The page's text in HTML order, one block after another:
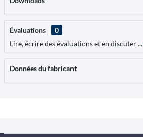
Évaluations
0
Lire, écrire des évaluations et en discuter ...
Données du fabricant